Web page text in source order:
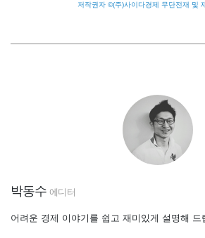
저작권자 ©(주)사이다경제 무단전재 및
박동수 에디터
어려운 경제 이야기를 쉽고 재미있게 설명해 드